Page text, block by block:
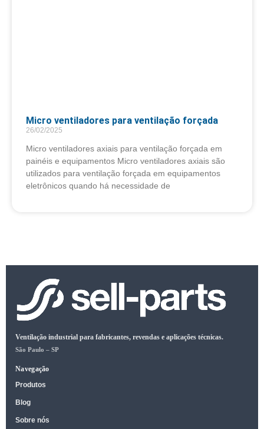
Micro ventiladores para ventilação forçada
26/02/2025
Micro ventiladores axiais para ventilação forçada em
painéis e equipamentos Micro ventiladores axiais são
utilizados para ventilação forçada em equipamentos
eletrônicos quando há necessidade de
Ventilação industrial para fabricantes, revendas e aplicações técnicas.
São Paulo – SP
Navegação
Produtos
Blog
Sobre nós